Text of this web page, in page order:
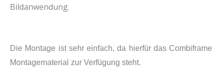
Bildanwendung.
Die Montage ist sehr einfach, da hierfür das Combiframe
Montagematerial zur Verfügung steht.